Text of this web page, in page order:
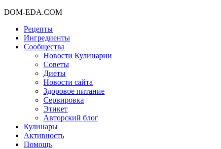
DOM-EDA.COM
Рецепты
Ингредиенты
Сообщества
Новости Кулинарии
Советы
Диеты
Новости сайта
Здоровое питание
Сервировка
Этикет
Авторский блог
Кулинары
Активность
Помощь